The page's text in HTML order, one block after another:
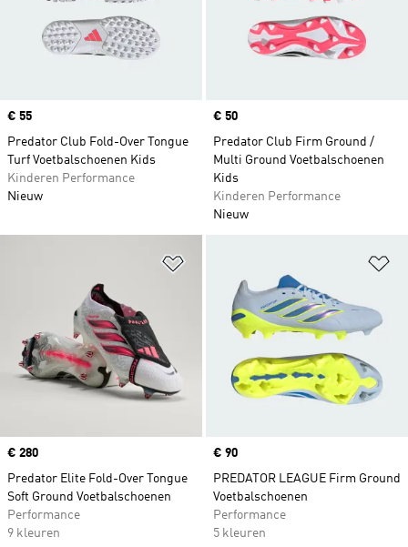
Price
€ 55
Predator Club Fold-Over Tongue
Turf Voetbalschoenen Kids
Kinderen Performance
Nieuw
Price
€ 50
Predator Club Firm Ground /
Multi Ground Voetbalschoenen
Kids
Kinderen Performance
Nieuw
Price
€ 280
Predator Elite Fold-Over Tongue
Soft Ground Voetbalschoenen
Performance
9 kleuren
Price
€ 90
PREDATOR LEAGUE Firm Ground
Voetbalschoenen
Performance
5 kleuren